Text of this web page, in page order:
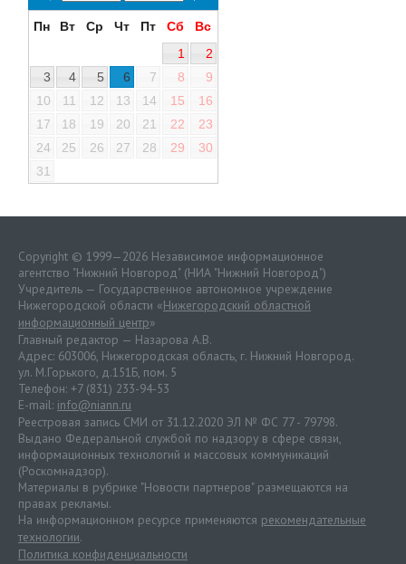
Пн Вт Ср Чт Пт Сб
Вс
1
2
3
4 5 6 7 8
9
10
11 12 13 14 15
16
17
18 19 20 21 22
23
24
25 26 27 28 29
30
31
Copyright © 1999—2026 Независимое информационное
агентство "Нижний Новгород" (НИА "Нижний Новгород")
Учредитель — Государственное автономное учреждение
Нижегородской области «Нижегородский областной
информационный центр»
Главный редактор — Назарова А.В.
Адрес: 603006, Нижегородская область, г. Нижний Новгород.
ул. М.Горького, д.151Б, пом. 5
Телефон: +7 (831) 233-94-53
E-mail: info@niann.ru
Реестровая запись СМИ от 31.12.2020 ЭЛ № ФС 77 - 79798.
Выдано Федеральной службой по надзору в сфере связи,
информационных технологий и массовых коммуникаций
(Роскомнадзор).
Материалы в рубрике "Новости партнеров" размещаются на
правах рекламы.
На информационном ресурсе применяются рекомендательные
технологии.
Политика конфиденциальности